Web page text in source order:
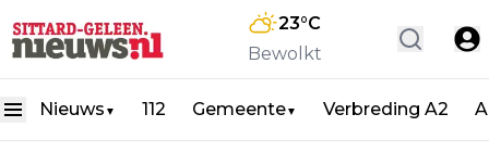
23°C
Bewolkt
Nieuws ▼ 112 Gemeente▼ Verbreding A2